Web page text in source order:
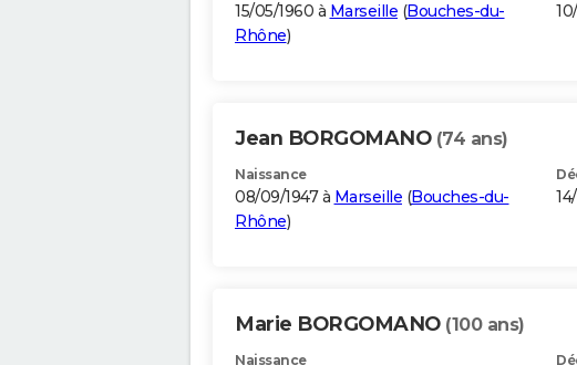
15/05/1960 à Marseille (Bouches-du-
Rhône)
Jean BORGOMANO (74 ans)
Naissance
08/09/1947 à Marseille (Bouches-du-
Rhône)
Marie BORGOMANO (100 ans)
Naissance